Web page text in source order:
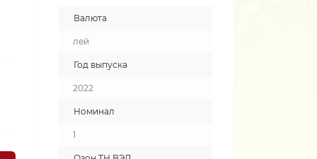
Валюта
лей
Год выпуска
2022
Номинал
1